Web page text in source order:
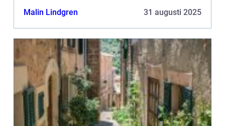
Malin Lindgren 31 augusti 2025